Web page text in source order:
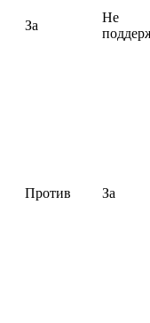
За
Не
Против За